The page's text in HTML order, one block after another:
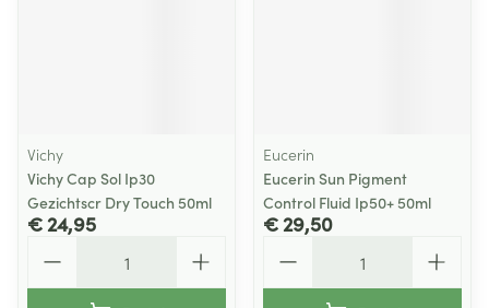
Vichy
Vichy Cap Sol Ip30
Gezichtscr Dry Touch 50ml
€ 24,95
Eucerin
Eucerin Sun Pigment
Control Fluid Ip50+ 50ml
€ 29,50